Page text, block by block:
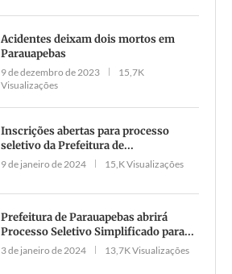
Acidentes deixam dois mortos em
Parauapebas
9 de dezembro de 2023
15,7K
Visualizações
Inscrições abertas para processo
seletivo da Prefeitura de...
9 de janeiro de 2024 15,K Visualizações
Prefeitura de Parauapebas abrirá
Processo Seletivo Simplificado para...
3 de janeiro de 2024 13,7K Visualizações